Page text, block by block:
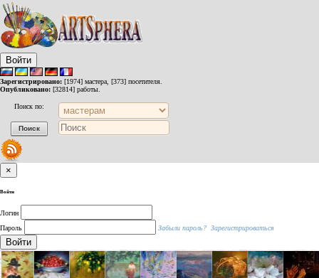
Войти
Зарегистрировано: [1974] мастера, [373] посетителя.
Опубликовано: [32814] работы.
Поиск по:
×
Войти
Логин
Пароль
Забыли пароль? Зарегистрироваться
Войти